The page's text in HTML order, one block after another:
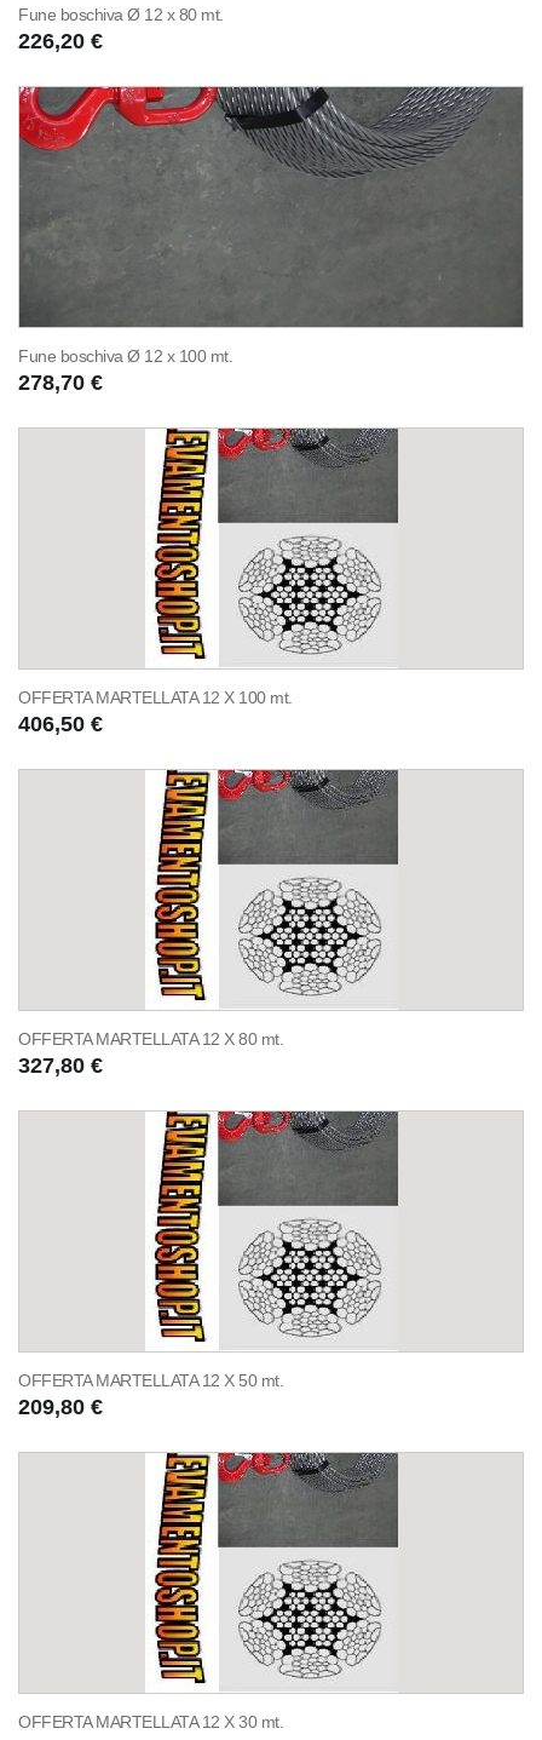
Fune boschiva Ø 12 x 80 mt.
226,20 €
Fune boschiva Ø 12 x 100 mt.
278,70 €
OFFERTA MARTELLATA 12 X 100 mt.
406,50 €
OFFERTA MARTELLATA 12 X 80 mt.
327,80 €
OFFERTA MARTELLATA 12 X 50 mt.
209,80 €
OFFERTA MARTELLATA 12 X 30 mt.